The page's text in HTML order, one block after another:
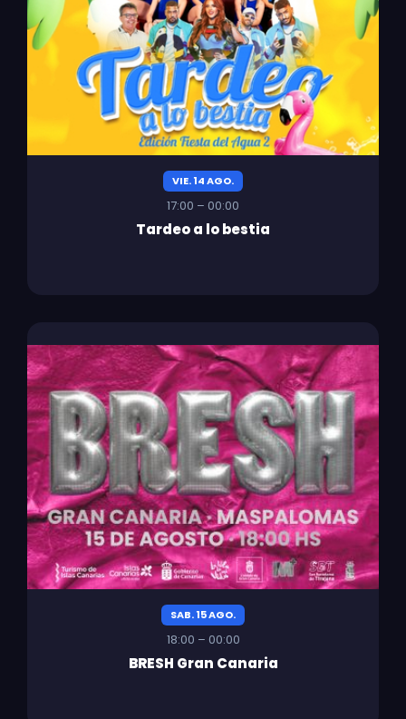
VIE. 14 AGO.
17:00 – 00:00
Tardeo a lo bestia
SAB. 15 AGO.
18:00 – 00:00
BRESH Gran Canaria